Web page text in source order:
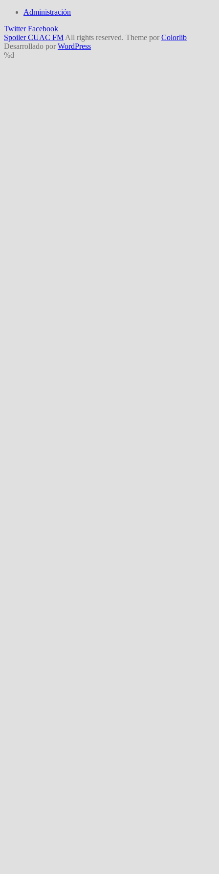
Administración
Twitter Facebook
Spoiler CUAC FM All rights reserved. Theme por Colorlib
Desarrollado por WordPress
%d